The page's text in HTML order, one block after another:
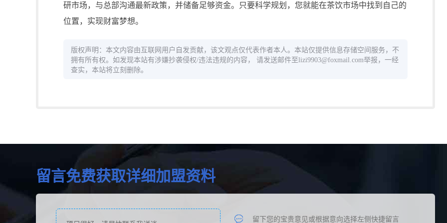
研市场，与总部沟通最新政策，并储备足够资金。只要科学规划，您就能在茶饮市场中找到自己的
位置，实现财富梦想。
版权声明：本文内容由互联网用户自发贡献，该文观点仅代表作者本人。本站仅提供信息存储空间服务，不
拥有所有权。如发现本站有涉嫌抄袭侵权/违法违规的内容， 请发送邮件至lizi9903@foxmail.com举报，一经
查实，本站将立刻删除。
留言免费获取详细加盟资料